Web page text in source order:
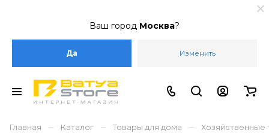
Ваш город Москва?
Да Изменить
Главная – Каталог – Товары для дома – Хозяйственные